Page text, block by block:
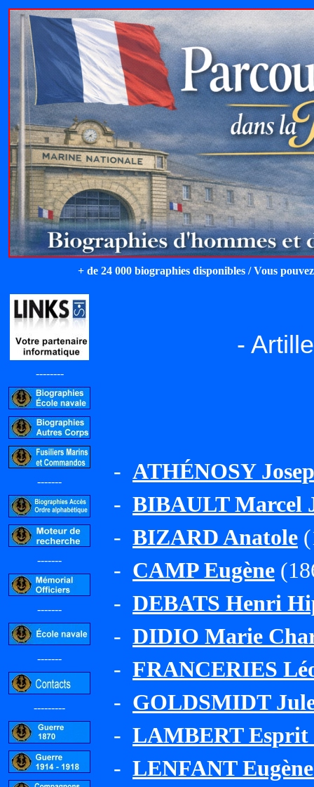
+ de 24 000 biographies disponibles / Vous
--------
-------
-------
-------
-------
---------
-
- ATHÉNOSY
- BIBAULT Marcel
- BIZARD Anatole
- CAMP Eugène
- DEBATS Henri
- DIDIO Marie
- FRANCERIES
- GOLDSMIDT
- LAMBERT Esprit
- LENFANT